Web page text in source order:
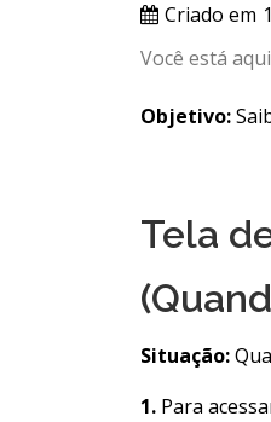
Criado em
Você está
Objetivo:
Tela
Situação:
1. Para